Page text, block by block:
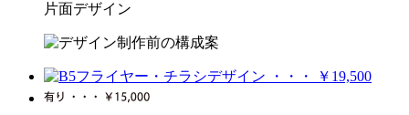
片面デザイン